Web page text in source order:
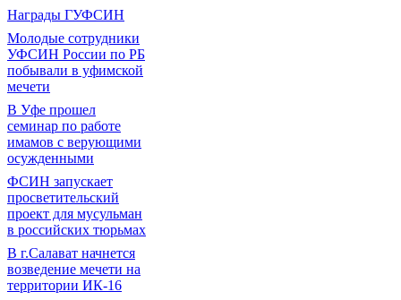
Награды ГУФСИН
Молодые сотрудники
УФСИН России по РБ
побывали в уфимской
мечети
В Уфе прошел
семинар по работе
имамов с верующими
осужденными
ФСИН запускает
просветительский
проект для мусульман
в российских тюрьмах
В г.Салават начнется
возведение мечети на
территории ИК-16